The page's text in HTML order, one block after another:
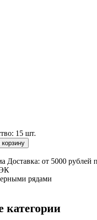
15 шт.
корзину
Доставка: от 5000 рублей
рядами